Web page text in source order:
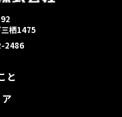
栖1475
2486
と